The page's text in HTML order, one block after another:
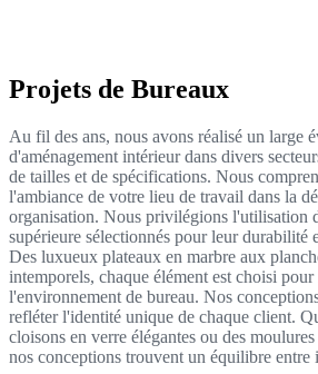
Projets de Bureaux
Au fil des ans, nous avons réalisé un large
d'aménagement intérieur dans divers
de tailles et de spécifications. Nous
l'ambiance de votre lieu de travail dans la
organisation. Nous privilégions l'utilisation
supérieure sélectionnés pour leur durabilité
Des luxueux plateaux en marbre aux
intemporels, chaque élément est choisi pour
l'environnement de bureau. Nos
refléter l'identité unique de chaque client.
cloisons en verre élégantes ou des
nos conceptions trouvent un équilibre